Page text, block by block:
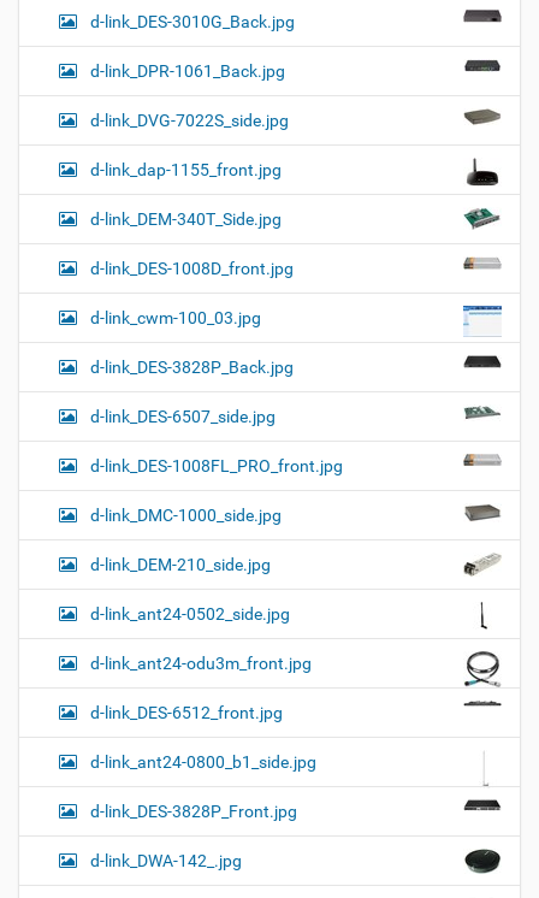
d-link_DES-3010G_Back.jpg
d-link_DPR-1061_Back.jpg
d-link_DVG-7022S_side.jpg
d-link_dap-1155_front.jpg
d-link_DEM-340T_Side.jpg
d-link_DES-1008D_front.jpg
d-link_cwm-100_03.jpg
d-link_DES-3828P_Back.jpg
d-link_DES-6507_side.jpg
d-link_DES-1008FL_PRO_front.jpg
d-link_DMC-1000_side.jpg
d-link_DEM-210_side.jpg
d-link_ant24-0502_side.jpg
d-link_ant24-odu3m_front.jpg
d-link_DES-6512_front.jpg
d-link_ant24-0800_b1_side.jpg
d-link_DES-3828P_Front.jpg
d-link_DWA-142_.jpg